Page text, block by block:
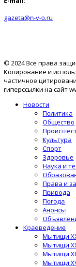
gazeta@n-v-o.ru
© 2024 Все права
Копирование и
частичное
гиперссылки на сайт
Новости
Политика
Общество
Культура
Спорт
Здоровье
Наука и
Права и
Природа
Погода
Анонсы
Краеведение
Мытищи
Мытищи
Мытищи
Мытищи